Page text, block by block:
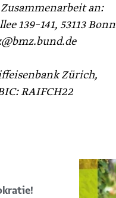
an:
139–141, 53113 Bonn
Zürich,
RAIFCH22